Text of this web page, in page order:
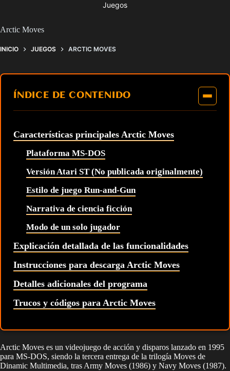
Juegos
Arctic Moves
INICIO JUEGOS ARCTIC MOVES
ÍNDICE DE CONTENIDO
Características principales Arctic Moves
Plataforma MS-DOS
Versión Atari ST (No publicada originalmente)
Estilo de juego Run-and-Gun
Narrativa de ciencia ficción
Modo de un solo jugador
Explicación detallada de las funcionalidades
Instrucciones para descarga Arctic Moves
Detalles adicionales del programa
Trucos y códigos para Arctic Moves
Arctic Moves es un videojuego de acción y disparos lanzado en 1995
para MS-DOS, siendo la tercera entrega de la trilogía Moves de
Dinamic Multimedia, tras Army Moves (1986) y Navy Moves (1987).